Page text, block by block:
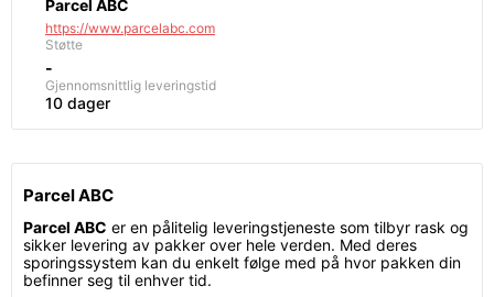
Parcel ABC
https://www.parcelabc.com
Støtte
-
Gjennomsnittlig leveringstid
10 dager
Parcel ABC
Parcel ABC er en pålitelig leveringstjeneste som tilbyr rask og
sikker levering av pakker over hele verden. Med deres
sporingssystem kan du enkelt følge med på hvor pakken din
befinner seg til enhver tid.